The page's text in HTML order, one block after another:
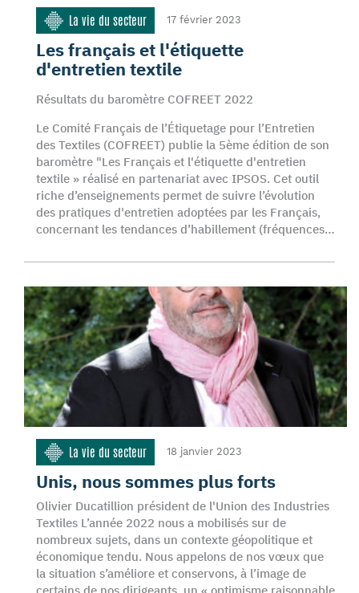
La vie du secteur 17 février 2023
Les français et l'étiquette
d'entretien textile
Résultats du baromètre COFREET 2022
Le Comité Français de l’Étiquetage pour l’Entretien
des Textiles (COFREET) publie la 5ème édition de son
baromètre "Les Français et l'étiquette d'entretien
textile » réalisé en partenariat avec IPSOS. Cet outil
riche d’enseignements permet de suivre l’évolution
des pratiques d'entretien adoptées par les Français,
concernant les tendances d’habillement (fréquences…
La vie du secteur 18 janvier 2023
Unis, nous sommes plus forts
Olivier Ducatillion président de l'Union des Industries
Textiles L’année 2022 nous a mobilisés sur de
nombreux sujets, dans un contexte géopolitique et
économique tendu. Nous appelons de nos vœux que
la situation s’améliore et conservons, à l’image de